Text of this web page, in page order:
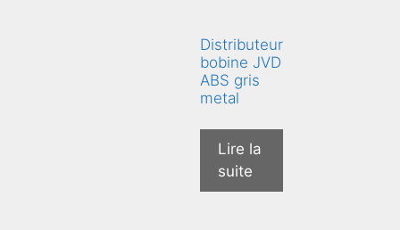
Distributeur
bobine JVD
ABS gris
metal
Lire la
suite